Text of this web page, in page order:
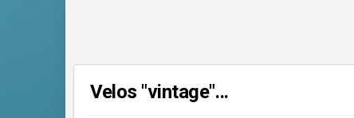
Velos "vintage"...